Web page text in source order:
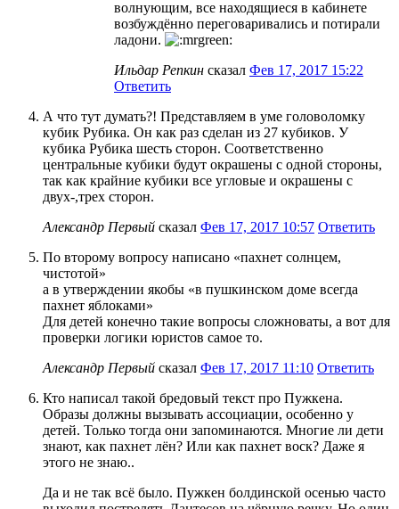
волнующим, все находящиеся в кабинете
возбуждённо переговаривались и потирали
ладони.
Ильдар Репкин сказал Фев 17, 2017 15:22
Ответить
А что тут думать?! Представляем в уме головоломку
кубик Рубика. Он как раз сделан из 27 кубиков. У
кубика Рубика шесть сторон. Соответственно
центральные кубики будут окрашены с одной стороны,
так как крайние кубики все угловые и окрашены с
двух-,трех сторон.
Александр Первый сказал Фев 17, 2017 10:57 Ответить
По второму вопросу написано «пахнет солнцем,
чистотой»
а в утверждении якобы «в пушкинском доме всегда
пахнет яблоками»
Для детей конечно такие вопросы сложноваты, а вот для
проверки логики юристов самое то.
Александр Первый сказал Фев 17, 2017 11:10 Ответить
Кто написал такой бредовый текст про Пужкена.
Образы должны вызывать ассоциации, особенно у
детей. Только тогда они запоминаются. Многие ли дети
знают, как пахнет лён? Или как пахнет воск? Даже я
этого не знаю..
Да и не так всё было. Пужкен болдинской осенью часто